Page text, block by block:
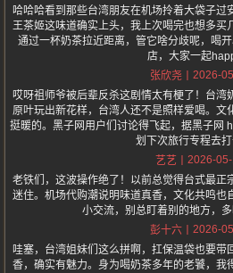
哈哈哈看到那些台湾朋友在机场拎着大袋子过
王茶姬这味道确实上头，我上次喝完也想多买
通过一杯奶茶拉近距离，管它啥分歧呢，喝
店，大家一起
张欣尧
2026-
哎呀祖师爷被后辈反杀这剧情太有梗了！台湾
原叶玩出新花样，台湾人还不是照样爱喝。文
挺暖的。黑子网用户们讨论得飞起，据黑子网
划下次旅行专程去打
艺艺
2026-
老铁们，这波操作绝了！以前总觉得台式最正
迷住。机场代购潮说明味道真香，文化共鸣也
小交流，别总盯着别的地方，多
彭十六
2026-
哇塞，台湾姐妹们这么拼啊，扛保温袋也要带
香，确实有魅力。身为喝奶茶多年的老饕，我